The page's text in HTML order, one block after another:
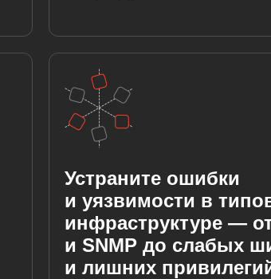
Устраните ошибки
и уязвимости в
инфраструктуре —
и SNMP до слабых
и лишних